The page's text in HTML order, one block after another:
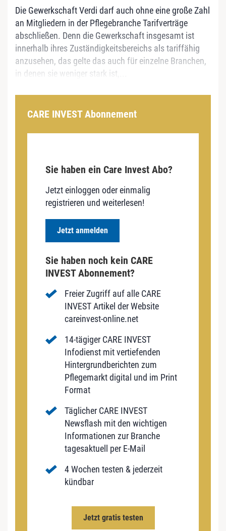
Die Gewerkschaft Verdi darf auch ohne eine große Zahl
an Mitgliedern in der Pflegebranche Tarifverträge
abschließen. Denn die Gewerkschaft insgesamt ist
innerhalb ihres Zuständigkeitsbereichs als tariffähig
anzusehen, das gelte das auch für einzelne Branchen,
in denen sie weniger stark ist,...
CARE INVEST Abonnement
Sie haben ein Care Invest Abo?
Jetzt einloggen oder einmalig
registrieren und weiterlesen!
Jetzt anmelden
Sie haben noch kein CARE
INVEST Abonnement?
Freier Zugriff auf alle CARE
INVEST Artikel der Website
careinvest-online.net
14-tägiger CARE INVEST
Infodienst mit vertiefenden
Hintergrundberichten zum
Pflegemarkt digital und im Print
Format
Täglicher CARE INVEST
Newsflash mit den wichtigen
Informationen zur Branche
tagesaktuell per E-Mail
4 Wochen testen & jederzeit
kündbar
Jetzt gratis testen